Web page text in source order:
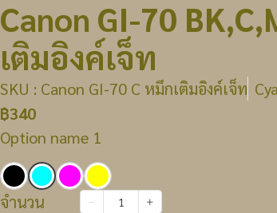
Canon GI-70
เติมอิงค์เจ็ท
SKU : Canon GI-70 C หมึกเติมอิงค์เจ็ท
฿340
Option name 1
จำนวน